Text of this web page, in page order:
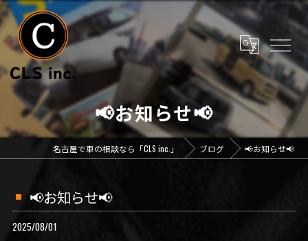
📢お知らせ📢
名古屋で車の相談なら「CLS inc.」 ブログ 📢お知らせ📢
📢お知らせ📢
2025/08/01